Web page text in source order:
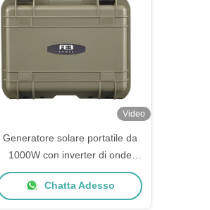
Video
Generatore solare portatile da
1000W con inverter di onde
sinusoide e batteria LiFePO4 da
2000+ cicli per uso
Chatta Adesso